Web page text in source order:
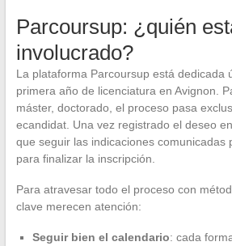
Parcoursup: ¿quién
involucrado?
La plataforma Parcoursup está dedicada
primera año de licenciatura en Avignon.
máster, doctorado, el proceso pasa
ecandidat. Una vez registrado el deseo
que seguir las indicaciones comunicadas
para finalizar la inscripción.
Para atravesar todo el proceso con
clave merecen atención:
Seguir bien el calendario: cada